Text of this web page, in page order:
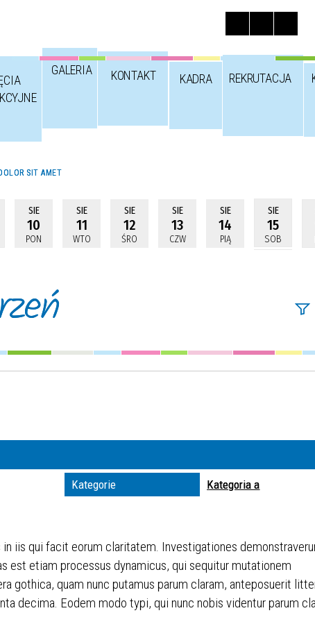
GALERIA KONTAKT KADRA REKRUTACJA
SIT AMET
SIE
10
PON
SIE
11
WTO
SIE
12
ŚRO
SIE
13
CZW
SIE
14
PIĄ
SIE
15
SOB
Kategorie Kategoria a
iis qui facit eorum claritatem. Investigationes
est etiam processus dynamicus, qui sequitur mutationem
gothica, quam nunc putamus parum claram, anteposuerit
decima. Eodem modo typi, qui nunc nobis videntur parum